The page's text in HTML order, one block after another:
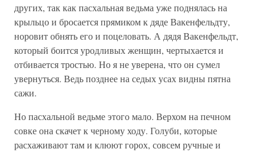
других, так как пасхальная ведьма уже поднялась на
крыльцо и бросается прямиком к дяде Вакенфельдту,
норовит обнять его и поцеловать. А дядя Вакенфельдт,
который боится уродливых женщин, чертыхается и
отбивается тростью. Но я не уверена, что он сумел
увернуться. Ведь позднее на седых усах видны пятна
сажи.
Но пасхальной ведьме этого мало. Верхом на печном
совке она скачет к черному ходу. Голуби, которые
расхаживают там и клюют горох, совсем ручные и